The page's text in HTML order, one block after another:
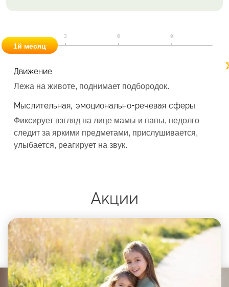
1
Движение
Лежа на животе, поднимает подбородок.
Мыслительная, эмоционально-речевая сферы
Фиксирует взгляд на лице мамы и папы, недолго
следит за яркими предметами, прислушивается,
улыбается, реагирует на звук.
Акции